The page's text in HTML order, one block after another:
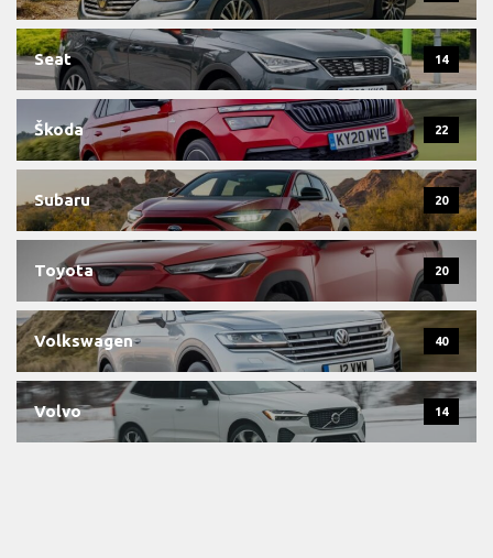
Seat 14
Škoda 22
Subaru 20
Toyota 20
Volkswagen 40
Volvo 14